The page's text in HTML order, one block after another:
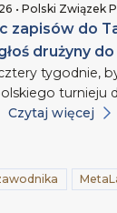
• Polski Związek
zapisów do
drużyny
tygodnie,
turnieju
Czytaj więcej